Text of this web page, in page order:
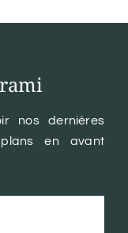
nos dernières
en avant